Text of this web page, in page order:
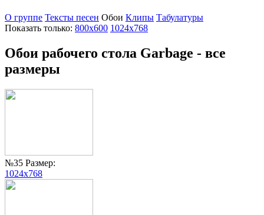
О группе Тексты песен Обои Клипы Табулатуры
Показать только: 800x600 1024x768
Обои рабочего стола Garbage - все
размеры
№35 Размер:
1024x768